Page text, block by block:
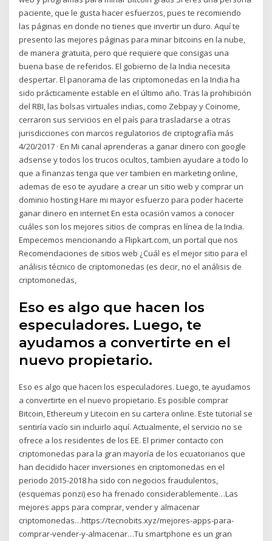
paciente, que le gusta hacer esfuerzos, pues te recomiendo
las páginas en donde no tienes que invertir un duro. Aquí te
presento las mejores páginas para minar bitcoins en la nube,
de manera gratuita, pero que requiere que consigas una
buena base de referidos. El gobierno de la India necesita
despertar. El panorama de las criptomonedas en la India ha
sido prácticamente estable en el último año. Tras la prohibición
del RBI, las bolsas virtuales indias, como Zebpay y Coinome,
cerraron sus servicios en el país para trasladarse a otras
jurisdicciones con marcos regulatorios de criptografía más
4/20/2017 · En Mi canal aprenderas a ganar dinero con google
adsense y todos los trucos ocultos, tambien ayudare a todo lo
que a finanzas tenga que ver tambien en marketing online,
ademas de eso te ayudare a crear un sitio web y comprar un
dominio hosting Hare mi mayor esfuerzo para poder hacerte
ganar dinero en internet En esta ocasión vamos a conocer
cuáles son los mejores sitios de compras en línea de la India.
Empecemos mencionando a Flipkart.com, un portal que nos
Recomendaciones de sitios web ¿Cuál es el mejor sitio para el
análisis técnico de criptomonedas (es decir, no el análisis de
criptomonedas,
Eso es algo que hacen los
especuladores. Luego, te
ayudamos a convertirte en el
nuevo propietario.
Eso es algo que hacen los especuladores. Luego, te ayudamos
a convertirte en el nuevo propietario. Es posible comprar
Bitcoin, Ethereum y Litecoin en su cartera online. Este tutorial se
sentiría vacío sin incluirlo aquí. Actualmente, el servicio no se
ofrece a los residentes de los EE. El primer contacto con
criptomonedas para la gran mayoría de los ecuatorianos que
han decidido hacer inversiones en criptomonedas en el
periodo 2015-2018 ha sido con negocios fraudulentos,
(esquemas ponzi) eso ha frenado considerablemente…Las
mejores apps para comprar, vender y almacenar
criptomonedas…https://tecnobits.xyz/mejores-apps-para-
comprar-vender-y-almacenar…Tu smartphone es un gran